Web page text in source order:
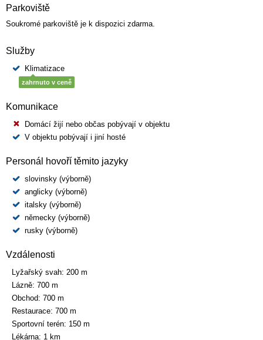
Parkoviště
Soukromé parkoviště je k dispozici zdarma.
Služby
Klimatizace
zahrnuto v ceně
Komunikace
Domácí žijí nebo občas pobývají v objektu
V objektu pobývají i jiní hosté
Personál hovoří těmito jazyky
slovinsky (výborně)
anglicky (výborně)
italsky (výborně)
německy (výborně)
rusky (výborně)
Vzdálenosti
Lyžařský svah: 200 m
Lázně: 700 m
Obchod: 700 m
Restaurace: 700 m
Sportovní terén: 150 m
Lékárna: 1 km